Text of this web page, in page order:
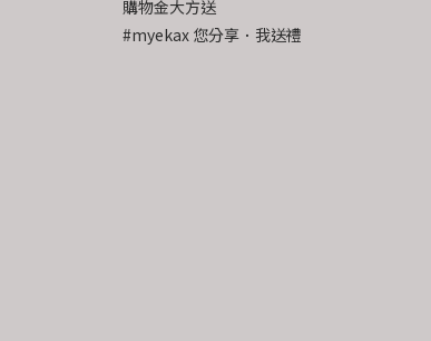
購物金大方送
#myekax 您分享．我送禮